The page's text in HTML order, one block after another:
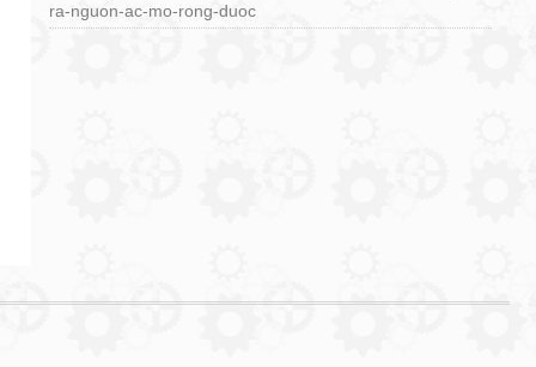
ra-nguon-ac-mo-rong-duoc